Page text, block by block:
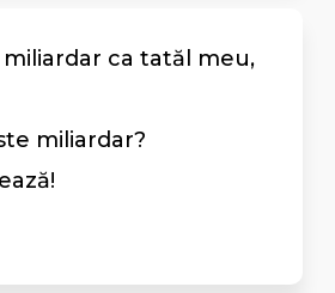
miliardar ca tatăl meu,
miliardar?